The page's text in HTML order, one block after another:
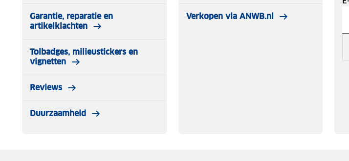
Garantie, reparatie en
artikelklachten
Tolbadges, milieustickers en
vignetten
Reviews
Duurzaamheid
Verkopen via ANWB.nl